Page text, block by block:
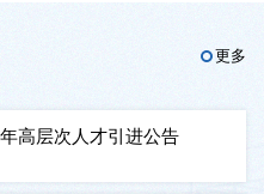
更多
高层次人才引进公告